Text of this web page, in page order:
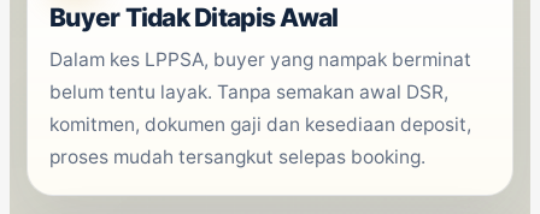
Buyer Tidak Ditapis Awal
Dalam kes LPPSA, buyer yang nampak berminat
belum tentu layak. Tanpa semakan awal DSR,
komitmen, dokumen gaji dan kesediaan deposit,
proses mudah tersangkut selepas booking.